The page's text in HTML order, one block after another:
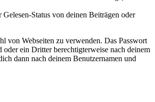
Status von deinen Beiträgen oder
von Webseiten zu verwenden. Das Passwort
ein Dritter berechtigterweise nach deinem
dann nach deinem Benutzernamen und